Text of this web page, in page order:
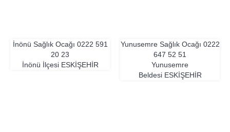
İnönü Sağlık Ocağı 0222 591
20 23
İnönü İlçesi ESKIŞEHIR
Yunusemre Sağlık Ocağı 0222
647 52 51
Yunusemre
Beldesi ESKIŞEHIR